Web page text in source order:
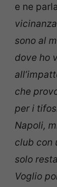
e ne
sono al
dove ho
che
per i
Napoli,
club con
solo
Voglio